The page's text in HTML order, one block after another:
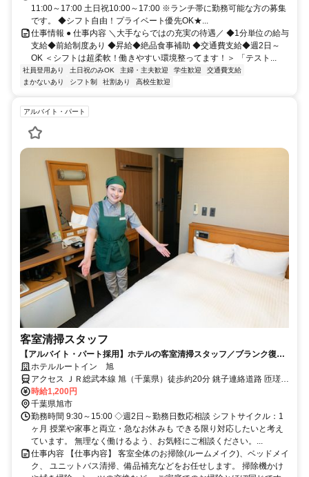
11:00～17:00 土日祝10:00～17:00 ※ランチ帯に勤務可能な方の募集
です。 ◆シフト自由！プライベート優先OK★...
仕事情報 ● 仕事内容 ＼大手ならではの充実の待遇／ ◆1分単位の給与
支給◆前給制度あり ◆昇給◆絶品食事補助 ◆交通費支給◆週2日～
OK ＜シフトは超柔軟！働きやすい環境整ってます！＞ 「テスト...
社員登用あり 土日祝のみOK 主婦・主夫歓迎 学生歓迎
交通費支給
まかないあり
シフト制 社割あり 高校生歓迎
アルバイト・パート
客室清掃スタッフ
【アルバイト・パート採用】ホテルの客室清掃スタッフ／ブランク復
帰・未経験歓迎！主婦(夫)さん活躍中
ホテルルートイン 旭
アクセス ＪＲ総武本線 旭（千葉県）徒歩約20分 銚子連絡道路 匝瑳IC
から車で約20分
時給1,200円
千葉県旭市
勤務時間 9:30～15:00 ◇週2日～勤務日数応相談 シフトサイクル：1
ヶ月 授業や家事と両立・急なお休みも できる限り対応したいと考え
ています。 無理なく働けるよう、お気軽にご相談ください。...
仕事内容 【仕事内容】 客室全体のお掃除(ルームメイク)、ベッドメイ
ク、 ユニットバス清掃、備品補充などをお任せします。 掃除機かけ